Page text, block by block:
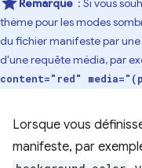
Remarque : Si vous
thème pour les modes
du fichier manifeste par
d'une requête média, par
content="red"
Lorsque vous
manifeste, par